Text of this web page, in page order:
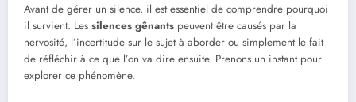
Avant de gérer un silence, il est essentiel de comprendre pourquoi
il survient. Les silences gênants peuvent être causés par la
nervosité, l’incertitude sur le sujet à aborder ou simplement le fait
de réfléchir à ce que l’on va dire ensuite. Prenons un instant pour
explorer ce phénomène.